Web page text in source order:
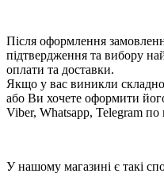
Після оформлення
підтвердження та вибору
оплати та доставки.
Якщо у вас виникли
або Ви хочете оформити
Viber, Whatsapp, Telegram
У нашому магазині є такі